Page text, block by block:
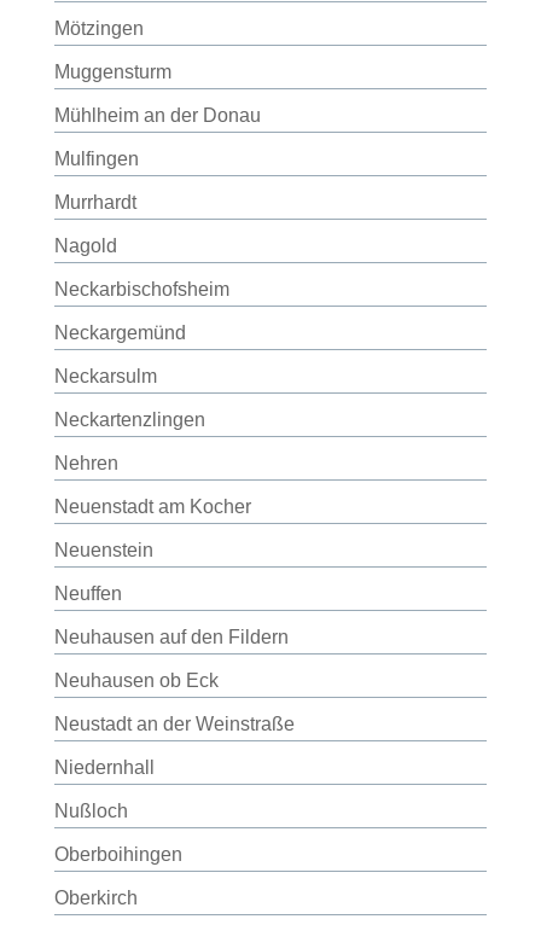
Mötzingen
Muggensturm
Mühlheim an der Donau
Mulfingen
Murrhardt
Nagold
Neckarbischofsheim
Neckargemünd
Neckarsulm
Neckartenzlingen
Nehren
Neuenstadt am Kocher
Neuenstein
Neuffen
Neuhausen auf den Fildern
Neuhausen ob Eck
Neustadt an der Weinstraße
Niedernhall
Nußloch
Oberboihingen
Oberkirch